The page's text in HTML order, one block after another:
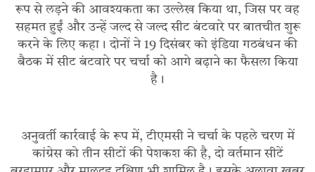
रूप से लड़ने की आवश्यकता का उल्लेख किया था, जिस पर वह
सहमत हुईं और उन्हें जल्द से जल्द सीट बंटवारे पर बातचीत शुरू
करने के लिए कहा। दोनों ने 19 दिसंबर को इंडिया गठबंधन की
बैठक में सीट बंटवारे पर चर्चा को आगे बढ़ाने का फैसला किया
है।
अनुवर्ती कार्रवाई के रूप में, टीएमसी ने चर्चा के पहले चरण में
कांग्रेस को तीन सीटों की पेशकश की है, दो वर्तमान सीटें